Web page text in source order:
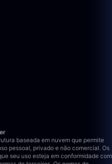
baseada em nuvem que permite
pessoal, privado e não comercial. Os
seu uso esteja em conformidade com